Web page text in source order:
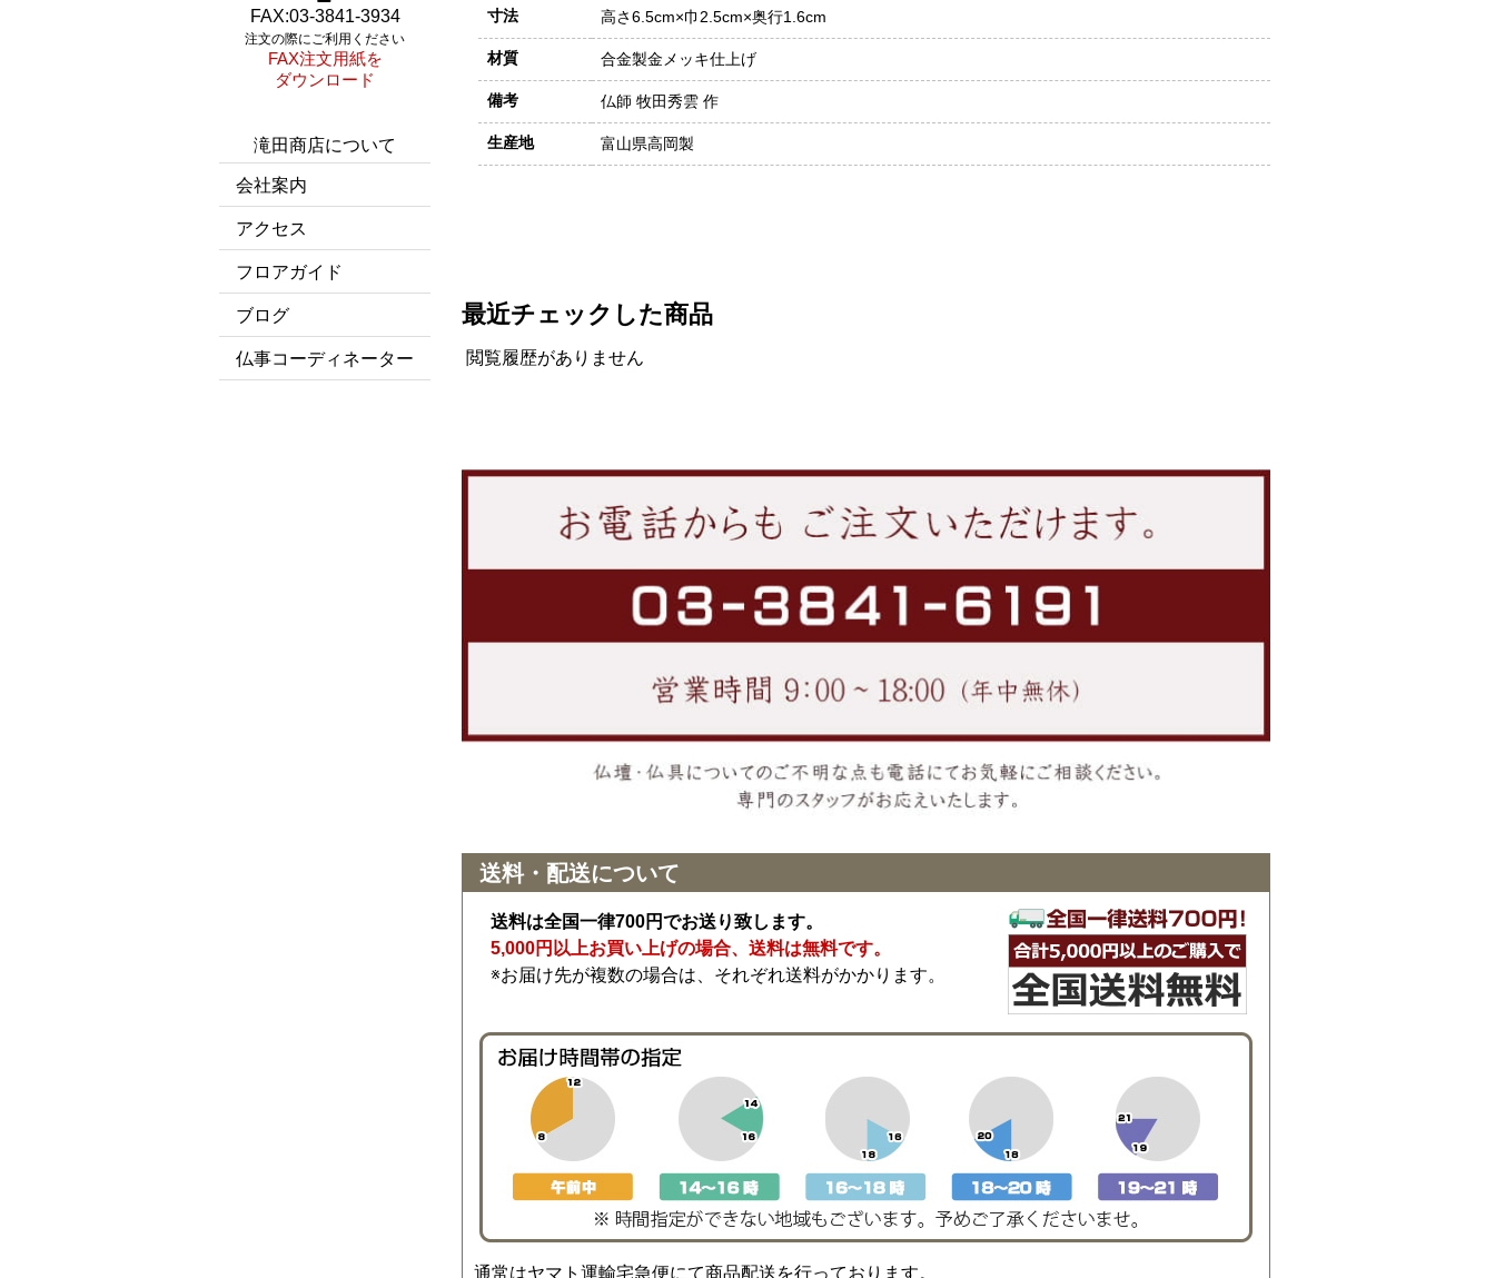
寸法 高さ6.5cm×巾2.5cm×奥行1.6cm
材質 合金製金メッキ仕上げ
備考 仏師 牧田秀雲 作
生産地 富山県高岡製
最近チェックした商品
閲覧履歴がありません
送料・配送について
送料は全国一律700円でお送り致します。
5,000円以上お買い上げの場合、送料は無料です。
※お届け先が複数の場合は、それぞれ送料がかかります。
通常はヤマト運輸宅急便にて商品配送を行っております。
FAX:03-3841-3934
注文の際にご利用ください
FAX注文用紙を
ダウンロード
滝田商店について
会社案内
アクセス
フロアガイド
ブログ
仏事コーディネーター